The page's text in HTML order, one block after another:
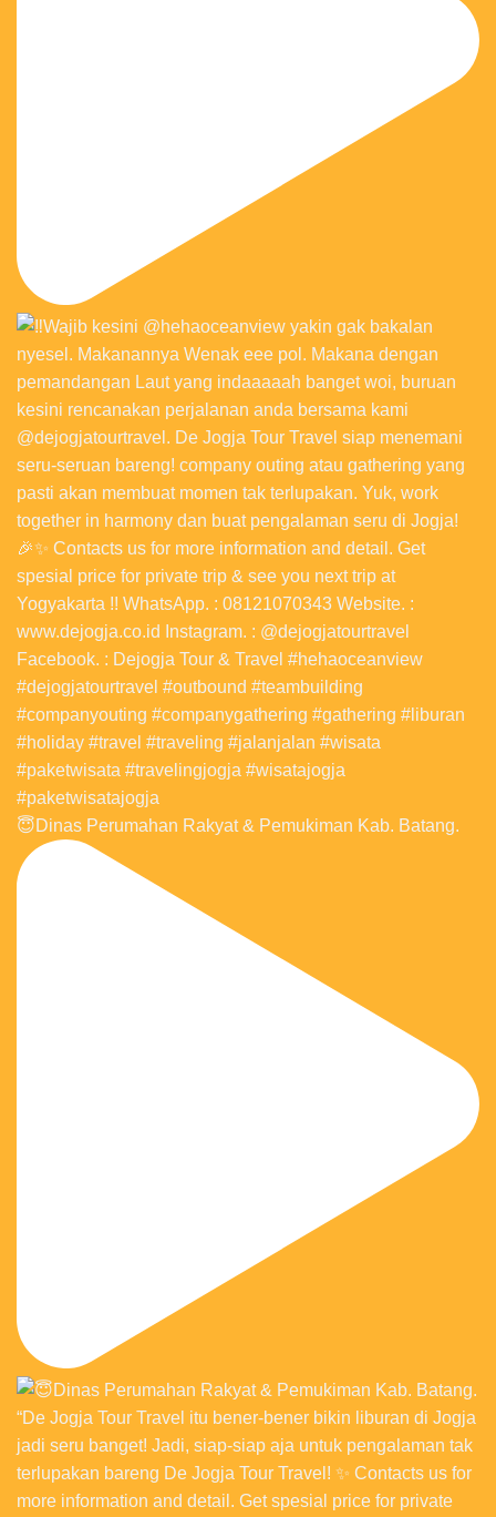
😇Dinas Perumahan Rakyat & Pemukiman Kab. Batang.